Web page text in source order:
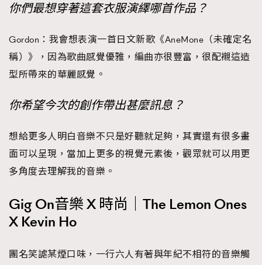
你們最想穿著這套衣服演繹哪首作品？
Gordon：我會想表演一首日文新歌《AneMone（未確定名
稱）》，因為歌曲感覺優雅，編曲亦很豐富，很配襯這造
型所帶來的華麗感覺。
你希望今次的創作帶出甚麼訊息？
想給更多人明白音樂不只是好聽就足夠，其實還有很多畫
面可以呈現，當加上更多的視覺元素後，觀眾就可以用更
多角度去理解我的音樂。
Gig On音樂 X 時尚｜The Lemon Ones
X Kevin Ho
團名笑謔某煙口味，一行六人有著與年紀不相符的音樂觸